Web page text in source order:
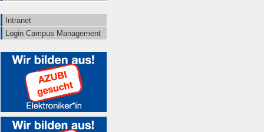
Intranet
Login Campus Management